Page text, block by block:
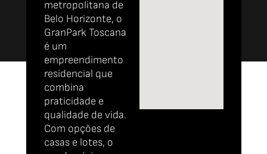
metropolitana de
Belo Horizonte, o
GranPark Toscana
é um
empreendimento
residencial que
combina
praticidade e
qualidade de vida.
Com opções de
casas e lotes, o